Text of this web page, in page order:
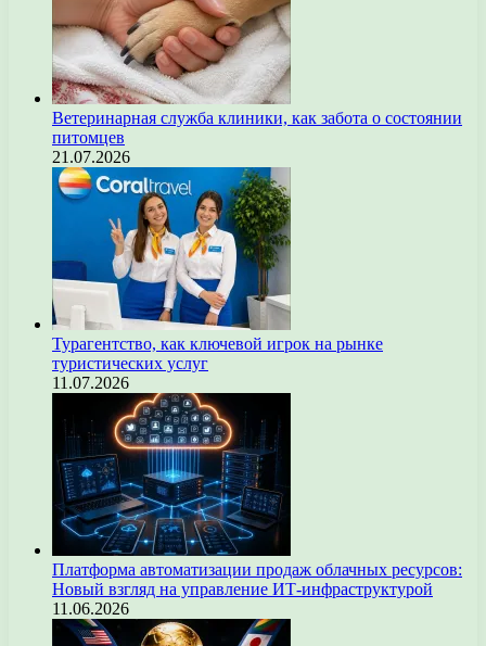
Ветеринарная служба клиники, как забота о состоянии
питомцев
21.07.2026
Турагентство, как ключевой игрок на рынке
туристических услуг
11.07.2026
Платформа автоматизации продаж облачных ресурсов:
Новый взгляд на управление ИТ-инфраструктурой
11.06.2026